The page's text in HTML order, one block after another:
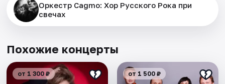
Оркестр Cagmo: Хор Русского Рока при
свечах
Похожие концерты
от 1 300 ₽ от 1 500 ₽